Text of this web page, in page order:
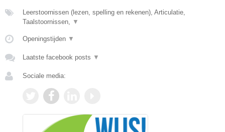
Leerstoornissen (lezen, spelling en rekenen), Articulatie,
Taalstoornissen, ▼
Openingstijden ▼
Laatste facebook posts ▼
Sociale media: